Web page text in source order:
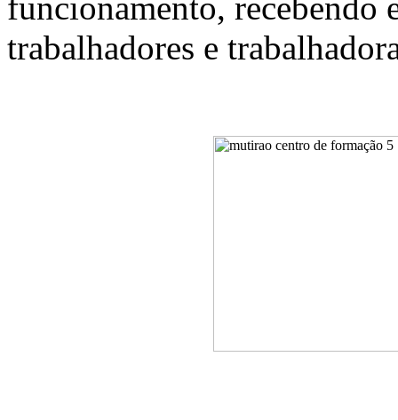
funcionamento, recebendo
trabalhadores e